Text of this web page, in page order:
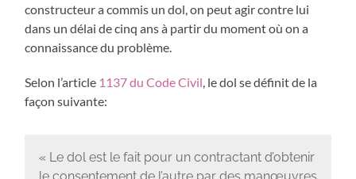
constructeur a commis un dol, on peut agir contre lui
dans un délai de cinq ans à partir du moment où on a
connaissance du problème.
Selon l’article 1137 du Code Civil , le dol se définit de la
façon suivante:
« Le dol est le fait pour un contractant d’obtenir